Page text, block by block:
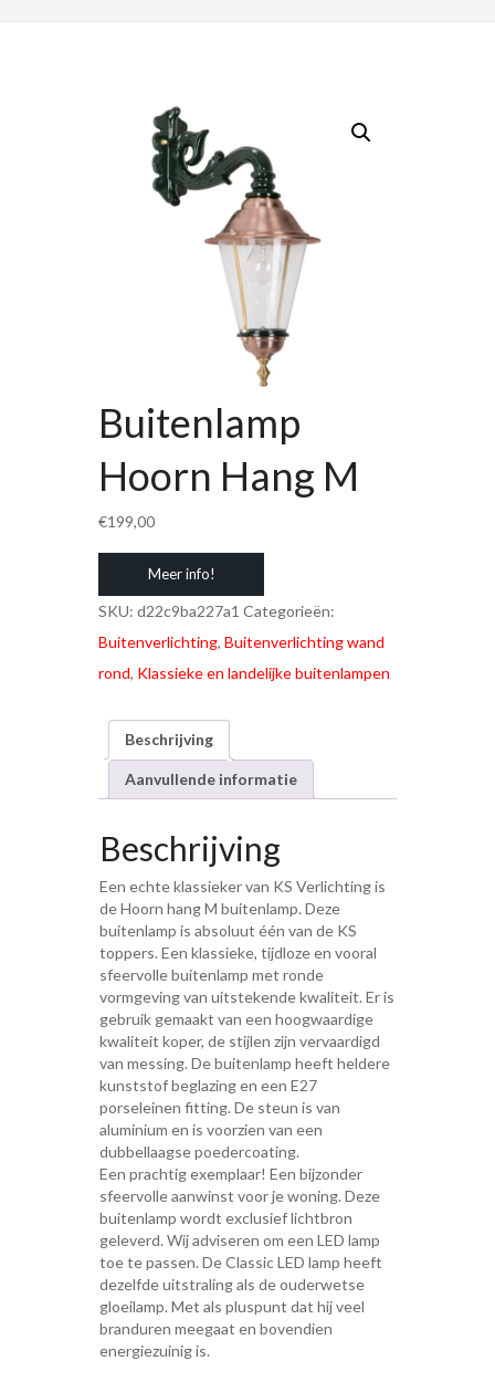
Buitenlamp
Hoorn Hang M
€199,00
Meer info!
SKU: d22c9ba227a1 Categorieën:
Buitenverlichting, Buitenverlichting wand
rond, Klassieke en landelijke buitenlampen
Beschrijving
Aanvullende informatie
Beschrijving
Een echte klassieker van KS Verlichting is
de Hoorn hang M buitenlamp. Deze
buitenlamp is absoluut één van de KS
toppers. Een klassieke, tijdloze en vooral
sfeervolle buitenlamp met ronde
vormgeving van uitstekende kwaliteit. Er is
gebruik gemaakt van een hoogwaardige
kwaliteit koper, de stijlen zijn vervaardigd
van messing. De buitenlamp heeft heldere
kunststof beglazing en een E27
porseleinen fitting. De steun is van
aluminium en is voorzien van een
dubbellaagse poedercoating.
Een prachtig exemplaar! Een bijzonder
sfeervolle aanwinst voor je woning. Deze
buitenlamp wordt exclusief lichtbron
geleverd. Wij adviseren om een LED lamp
toe te passen. De Classic LED lamp heeft
dezelfde uitstraling als de ouderwetse
gloeilamp. Met als pluspunt dat hij veel
branduren meegaat en bovendien
energiezuinig is.